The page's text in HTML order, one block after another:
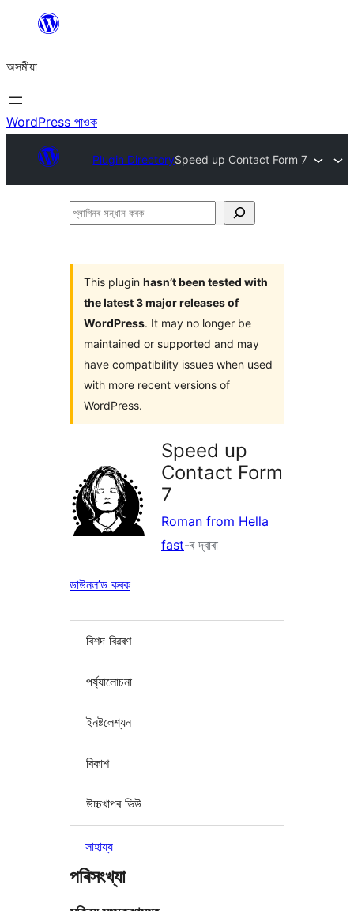
বিষয়বস্তুলৈ
যাওক
অসমীয়া
WordPress পাওক
Plugin DirectorySpeed up Contact Form 7
প্লাগিনৰ
This plugin hasn’t been tested with
the latest 3 major releases of
WordPress. It may no longer be
maintained or supported and may
have compatibility issues when used
with more recent versions of
WordPress.
Speed up
Contact Form
7
Roman from Hella
fast-ৰ দ্বাৰা
ডাউনল’ড কৰক
বিশদ বিৱৰণ
পৰ্য্যালোচনা
ইনষ্টলেশ্যন
বিকাশ
উচ্চখাপৰ ভিউ
সাহায্য
পৰিসংখ্যা